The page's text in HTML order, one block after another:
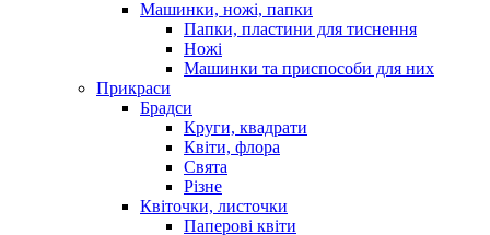
Машинки, ножі, папки
Папки, пластини для тиснення
Ножі
Машинки та приспособи для них
Прикраси
Брадси
Круги, квадрати
Квіти, флора
Свята
Різне
Квіточки, листочки
Паперові квіти